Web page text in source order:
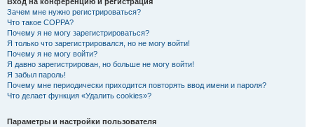
Вход на конференцию и регистрация
Зачем мне нужно регистрироваться?
Что такое COPPA?
Почему я не могу зарегистрироваться?
Я только что зарегистрировался, но не могу войти!
Почему я не могу войти?
Я давно зарегистрирован, но больше не могу войти!
Я забыл пароль!
Почему мне периодически приходится повторять ввод имени и пароля?
Что делает функция «Удалить cookies»?
Параметры и настройки пользователя